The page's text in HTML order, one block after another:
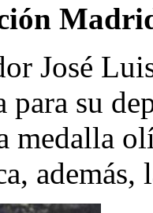
José
para su
medalla
además,